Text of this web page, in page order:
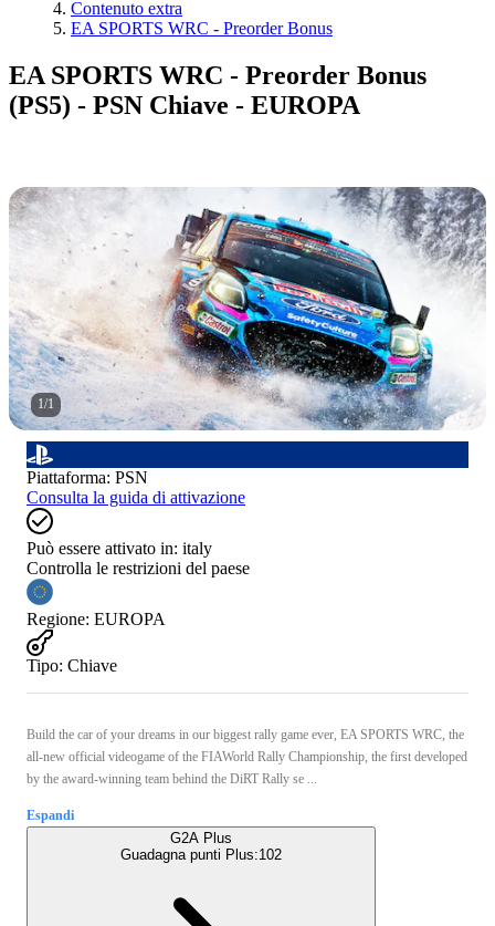
Contenuto extra
EA SPORTS WRC - Preorder Bonus
EA SPORTS WRC - Preorder Bonus
(PS5) - PSN Chiave - EUROPA
1/1
Piattaforma: PSN
Consulta la guida di attivazione
Può essere attivato in: italy
Controlla le restrizioni del paese
Regione: EUROPA
Tipo: Chiave
Build the car of your dreams in our biggest rally game ever, EA SPORTS WRC, the
all-new official videogame of the FIAWorld Rally Championship, the first developed
by the award-winning team behind the DiRT Rally se ...
Espandi
G2A Plus
Guadagna punti Plus:102